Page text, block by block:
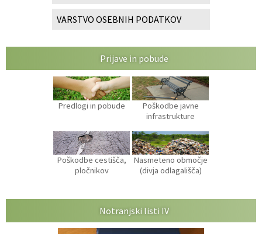
VARSTVO OSEBNIH PODATKOV
Prijave in pobude
Predlogi in pobude
Poškodbe javne
infrastrukture
Poškodbe cestišča,
pločnikov
Nasmeteno območje
(divja odlagališča)
Notranjski listi IV